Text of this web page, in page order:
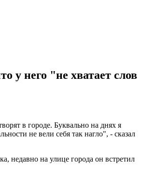
у него "не хватает слов
в городе. Буквально на днях я
не вели себя так нагло", - сказал
недавно на улице города он встретил